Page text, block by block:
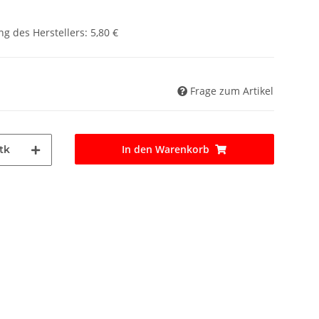
des Herstellers: 5,80 €
Frage zum Artikel
In den Warenkorb